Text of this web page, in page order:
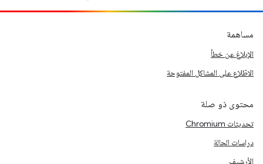
مساهمة
الإبلاغ عن خطأ
الاطّلاع على المشاكل المفتوحة
محتوى ذو صلة
تحديثات Chromium
دراسات الحالة
الأرشيف